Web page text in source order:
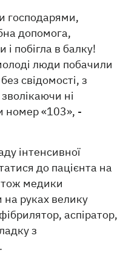
господарями,
допомога,
і побігла в балку!
люди побачили
свідомості, з
ні
номер «103», -
інтенсивної
до пацієнта на
медики
руках велику
аспіратор,
з